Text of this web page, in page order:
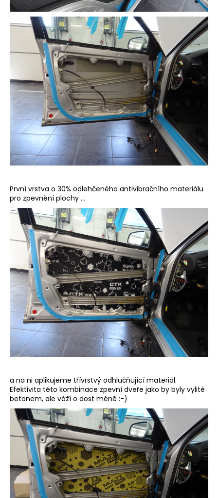
První vrstva o 30% odlehčeného antivibračního materiálu
pro zpevnění plochy ...
a na ni aplikujeme třívrstvý odhlučňující materiál.
Efektivita této kombinace zpevní dveře jako by byly vylité
betonem, ale váží o dost méně :-)